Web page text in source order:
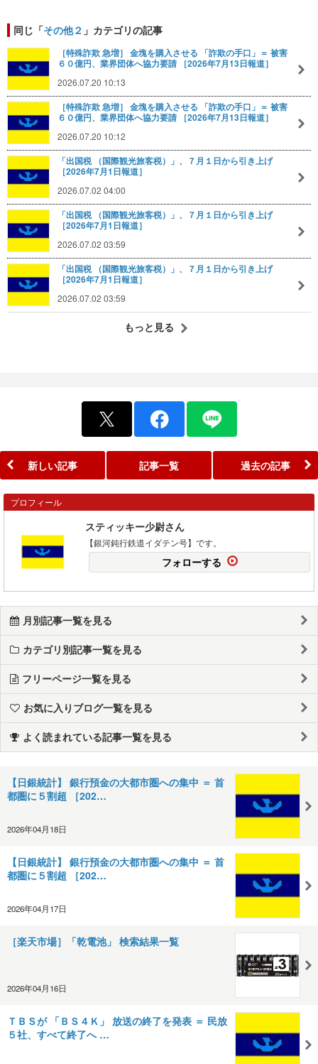
同じ「その他２ 」カテゴリの記事
［特殊詐欺 急増］ 金塊を購入させる 「詐欺の手口」＝ 被害
６０億円、業界団体へ協力要請 ［2026年7月13日報道］
2026.07.20 10:13
［特殊詐欺 急増］ 金塊を購入させる 「詐欺の手口」＝ 被害
６０億円、業界団体へ協力要請 ［2026年7月13日報道］
2026.07.20 10:12
「出国税 （国際観光旅客税）」、７月１日から引き上げ
［2026年7月1日報道］
2026.07.02 04:00
「出国税 （国際観光旅客税）」、７月１日から引き上げ
［2026年7月1日報道］
2026.07.02 03:59
「出国税 （国際観光旅客税）」、７月１日から引き上げ
［2026年7月1日報道］
2026.07.02 03:59
もっと見る
新しい記事 記事一覧 過去の記事
プロフィール
スティッキー少尉さん
【銀河鈍行鉄道イダテン号】です。
フォローする
月別記事一覧を見る
カテゴリ別記事一覧を見る
フリーページ一覧を見る
お気に入りブログ一覧を見る
よく読まれている記事一覧を見る
【日銀統計】 銀行預金の大都市圏への集中 ＝ 首
都圏に５割超 ［202…
2026年04月18日
【日銀統計】 銀行預金の大都市圏への集中 ＝ 首
都圏に５割超 ［202…
2026年04月17日
［楽天市場］「乾電池」 検索結果一覧
2026年04月16日
ＴＢＳが 「ＢＳ４Ｋ」 放送の終了を発表 ＝ 民放
５社、すべて終了へ …